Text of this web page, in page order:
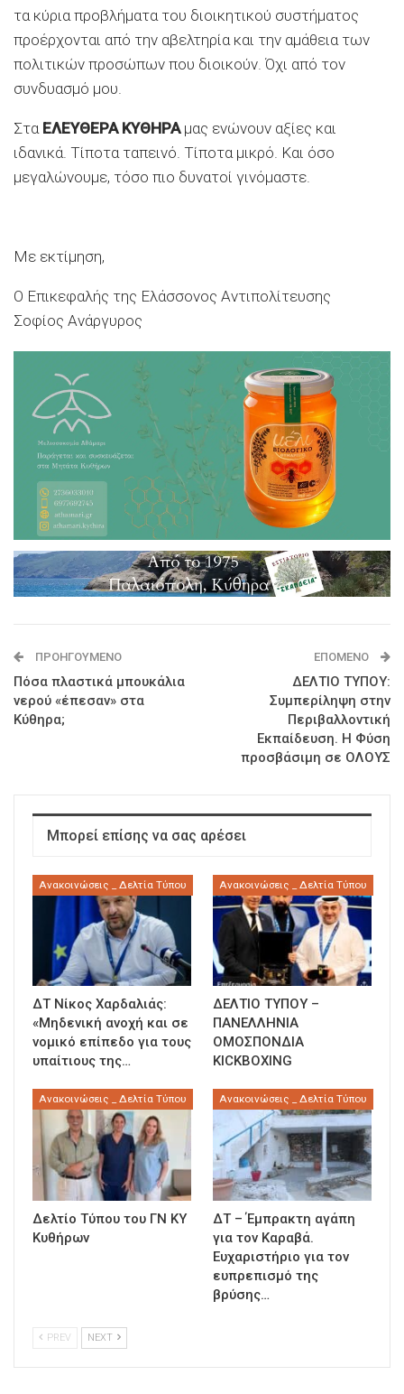
τα κύρια προβλήματα του διοικητικού συστήματος
προέρχονται από την αβελτηρία και την αμάθεια των
πολιτικών προσώπων που διοικούν. Όχι από τον
συνδυασμό μου.
Στα ΕΛΕΥΘΕΡΑ ΚΥΘΗΡΑμας ενώνουν αξίες και
ιδανικά. Τίποτα ταπεινό. Τίποτα μικρό. Και όσο
μεγαλώνουμε, τόσο πιο δυνατοί γινόμαστε.
Με εκτίμηση,
Ο Επικεφαλής της Ελάσσονος Αντιπολίτευσης
Σοφίος Ανάργυρος
ΠΡΟΗΓΟΎΜΕΝΟ
Πόσα πλαστικά μπουκάλια
νερού «έπεσαν» στα
Κύθηρα;
ΕΠΌΜΕΝΟ
ΔΕΛΤΙΟ ΤΥΠΟΥ:
Συμπερίληψη στην
Περιβαλλοντική
Εκπαίδευση. Η Φύση
προσβάσιμη σε ΟΛΟΥΣ
Μπορεί επίσης να σας αρέσει
Ανακοινώσεις _ Δελτία Τύπου
ΔΤ Νίκος Χαρδαλιάς:
«Μηδενική ανοχή και σε
νομικό επίπεδο για τους
υπαίτιους της…
Ανακοινώσεις _ Δελτία Τύπου
ΔΕΛΤΙΟ ΤΥΠΟΥ –
ΠΑΝΕΛΛΗΝΙΑ
ΟΜΟΣΠΟΝΔΙΑ
KICKBOXING
Ανακοινώσεις _ Δελτία Τύπου
Δελτίο Τύπου του ΓΝ ΚΥ
Κυθήρων
Ανακοινώσεις _ Δελτία Τύπου
ΔΤ – Έμπρακτη αγάπη
για τον Καραβά.
Ευχαριστήριο για τον
ευπρεπισμό της
βρύσης…
PREV NEXT